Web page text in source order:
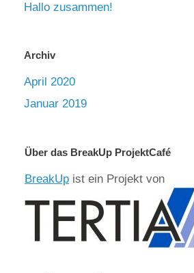
Hallo zusammen!
Archiv
April 2020
Januar 2019
Über das BreakUp ProjektCafé
BreakUp ist ein Projekt von